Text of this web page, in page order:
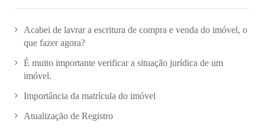
Acabei de lavrar a escritura de compra e venda do imóvel, o
que fazer agora?
É muito importante verificar a situação jurídica de um
imóvel.
Importância da matrícula do imóvel
Atualização de Registro